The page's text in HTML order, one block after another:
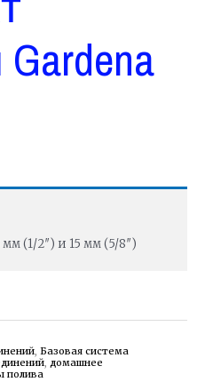
(1/2″) и 15 мм (5/8″)
, Базовая система
, домашнее
полива